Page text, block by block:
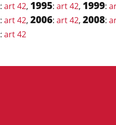
: art 42, 1995: art 42, 1999:
: art 42, 2006: art 42, 2008:
: art 42